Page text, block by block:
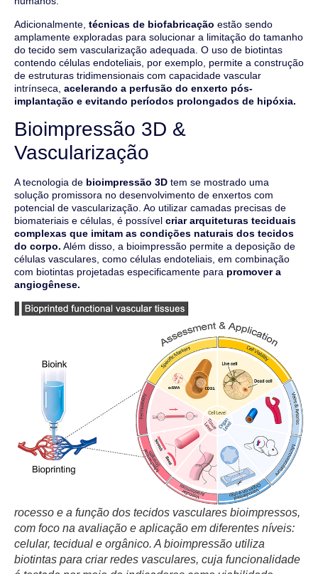
Adicionalmente, técnicas de biofabricação estão sendo
amplamente exploradas para solucionar a limitação do tamanho
do tecido sem vascularização adequada. O uso de biotintas
contendo células endoteliais, por exemplo, permite a construção
de estruturas tridimensionais com capacidade vascular
intrínseca, acelerando a perfusão do enxerto pós-
implantação e evitando períodos prolongados de hipóxia.
Bioimpressão 3D &
Vascularização
A tecnologia de bioimpressão 3D tem se mostrado uma
solução promissora no desenvolvimento de enxertos com
potencial de vascularização. Ao utilizar camadas precisas de
biomateriais e células, é possível criar arquiteturas teciduais
complexas que imitam as condições naturais dos tecidos
do corpo. Além disso, a bioimpressão permite a deposição de
células vasculares, como células endoteliais, em combinação
com biotintas projetadas especificamente para promover a
angiogênese.
rocesso e a função dos tecidos vasculares bioimpressos,
com foco na avaliação e aplicação em diferentes níveis:
celular, tecidual e orgânico. A bioimpressão utiliza
biotintas para criar redes vasculares, cuja funcionalidade